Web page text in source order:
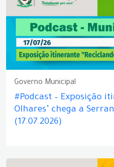
Governo Municipal
#Podcast – Exposição
Olhares" chega a
(17.07.2026)